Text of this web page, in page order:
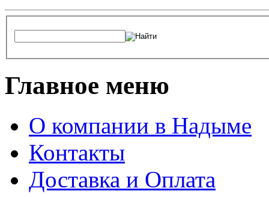
Главное меню
О компании в Надыме
Контакты
Доставка и Оплата